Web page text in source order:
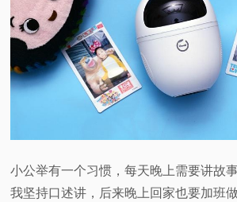
小公举有一个习惯，每天晚上需要讲故
我坚持口述讲，后来晚上回家也要加班